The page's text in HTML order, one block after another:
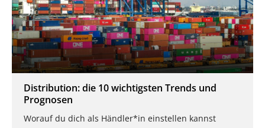
Distribution: die 10 wichtigsten Trends und
Prognosen
Worauf du dich als Händler*in einstellen kannst